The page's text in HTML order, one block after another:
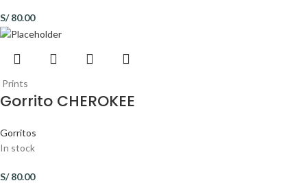
S/80.00
Prints
Gorrito CHEROKEE
Gorritos
In stock
S/80.00